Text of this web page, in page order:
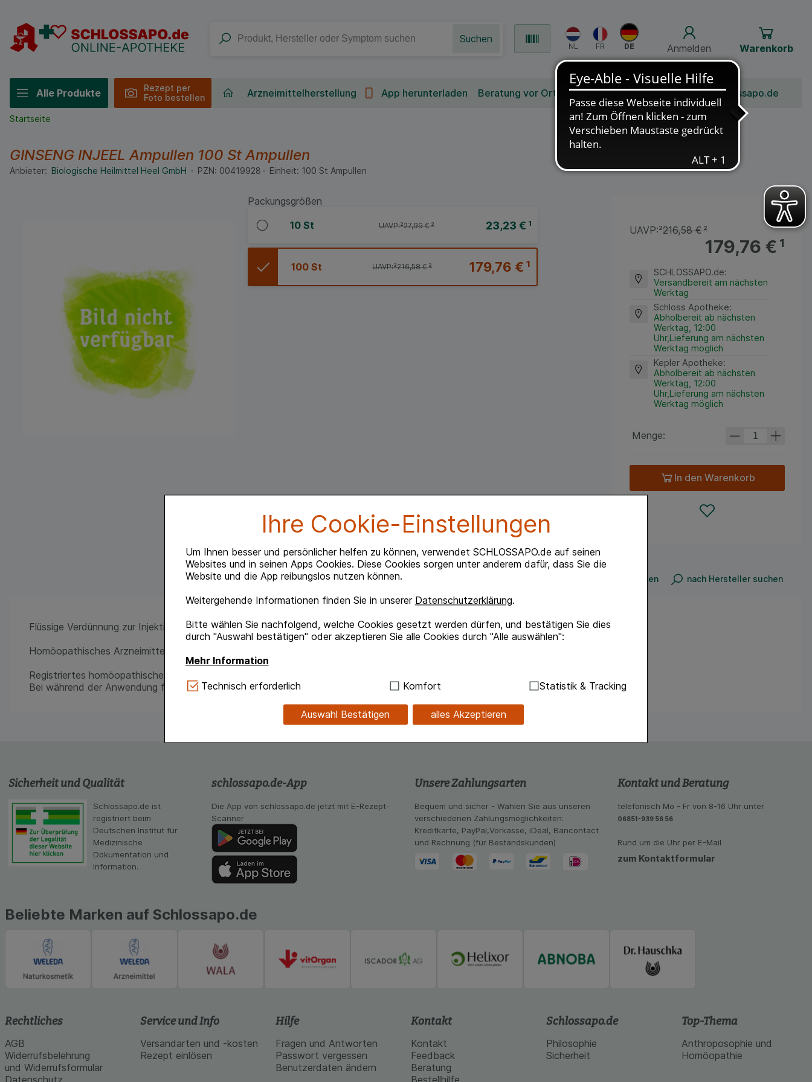
Ihre Cookie-Einstellungen
Um Ihnen besser und persönlicher helfen zu können, verwendet SCHLOSSAPO.de auf seinen
Websites und in seinen Apps Cookies. Diese Cookies sorgen unter anderem dafür, dass Sie die
Website und die App reibungslos nutzen können.
Weitergehende Informationen finden Sie in unserer Datenschutzerklärung.
Bitte wählen Sie nachfolgend, welche Cookies gesetzt werden dürfen, und bestätigen Sie dies
durch "Auswahl bestätigen" oder akzeptieren Sie alle Cookies durch "Alle auswählen":
Mehr Information
Technisch Notwendig:Hierbei handelt es sich um Cookies, die für die Grundfunktionen unserer
verzichtet werden kann.
gestalten, beispielsweise für die Wiedererkennung des Besuchers oder unsere Seite an bevorzugte
unserer Website sammeln, mit deren Hilfe wir unsere Website weiter für Sie optimieren können, den
Inhalt auf unserer Website aber auch die Werbung auf Drittseiten möglichst relevant für Sie zu
gestalten. Bitte beachten Sie, dass Daten hierfür teilweise an Dritte wie z.B. Google oder soziale
Medien übertragen werden.
Technisch erforderlich Komfort Statistik & Tracking
Auswahl Bestätigen alles Akzeptieren
Anmelden Warenkorb
Suchen
Alle Produkte
Rezept per
Foto bestellen
Arzneimittelherstellung App herunterladen Beratung vor Ort Bonusprogramm Jobs Über Schlossapo.de
Startseite
GINSENG INJEEL Ampullen 100 StAmpullen
Anbieter: Biologische Heilmittel Heel GmbH PZN: 00419928 Einheit: 100 St Ampullen
Packungsgrößen
10 St 23,23 € ¹
UAVP:²27,99 €²
100 St 179,76 €¹
UAVP:²216,58 €²
179,76 €¹
UAVP:²216,58 €²
SCHLOSSAPO.de:
Versandbereit am nächsten
Werktag
Schloss Apotheke:
Abholbereit ab nächsten
Werktag, 12:00
Uhr,Lieferung am nächsten
Werktag möglich
Kepler Apotheke:
Abholbereit ab nächsten
Werktag, 12:00
Uhr,Lieferung am nächsten
Werktag möglich
Menge:
In den Warenkorb
nach Produkt suchen nach Hersteller suchen
Flüssige Verdünnung zur Injektion
Homöopathisches Arzneimittel
Registriertes homöopathisches Arzneimittel, daher ohne Angabe einer therapeutischen Indikation.
Bei während der Anwendung fortdauernden Krankheitssymptomen ist medizinischer Rat einzuholen
Sicherheit und Qualität
Schlossapo.de ist
registriert beim
Deutschen Institut für
Medizinische
Dokumentation und
Information.
schlossapo.de-App
Die App von schlossapo.de jetzt mit E-Rezept-
Scanner
Unsere Zahlungsarten
Bequem und sicher - Wählen Sie aus unseren
verschiedenen Zahlungsmöglichkeiten:
Kreditkarte, PayPal,Vorkasse, iDeal, Bancontact
und Rechnung (für Bestandskunden)
Kontakt und Beratung
telefonisch Mo - Fr von 8-16 Uhr unter
06851-939 56 56
Rund um die Uhr per E-Mail
zum Kontaktformular
Beliebte Marken auf Schlossapo.de
Rechtliches
AGB
Widerrufsbelehrung
und Widerrufsformular
Service und Info
Versandarten und -kosten
Rezept einlösen
Hilfe
Fragen und Antworten
Passwort vergessen
Benutzerdaten ändern
Kontakt
Kontakt
Feedback
Beratung
Schlossapo.de
Philosophie
Sicherheit
Top-Thema
Anthroposophie und
Homöopathie